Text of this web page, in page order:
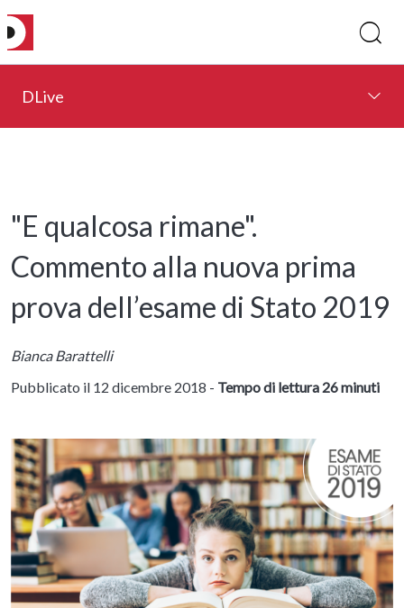
DLive
"E qualcosa rimane".
Commento alla nuova prima
prova dell’esame di Stato 2019
Bianca Barattelli
Pubblicato il 12 dicembre 2018 - Tempo di lettura 26 minuti